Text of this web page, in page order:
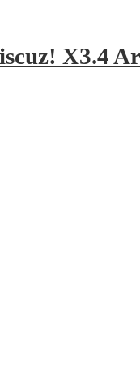
X3.4